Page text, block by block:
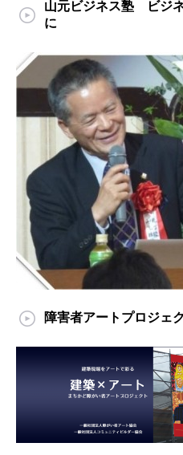
山元ビジネス塾 ビジ
に
障害者アートプロジェ